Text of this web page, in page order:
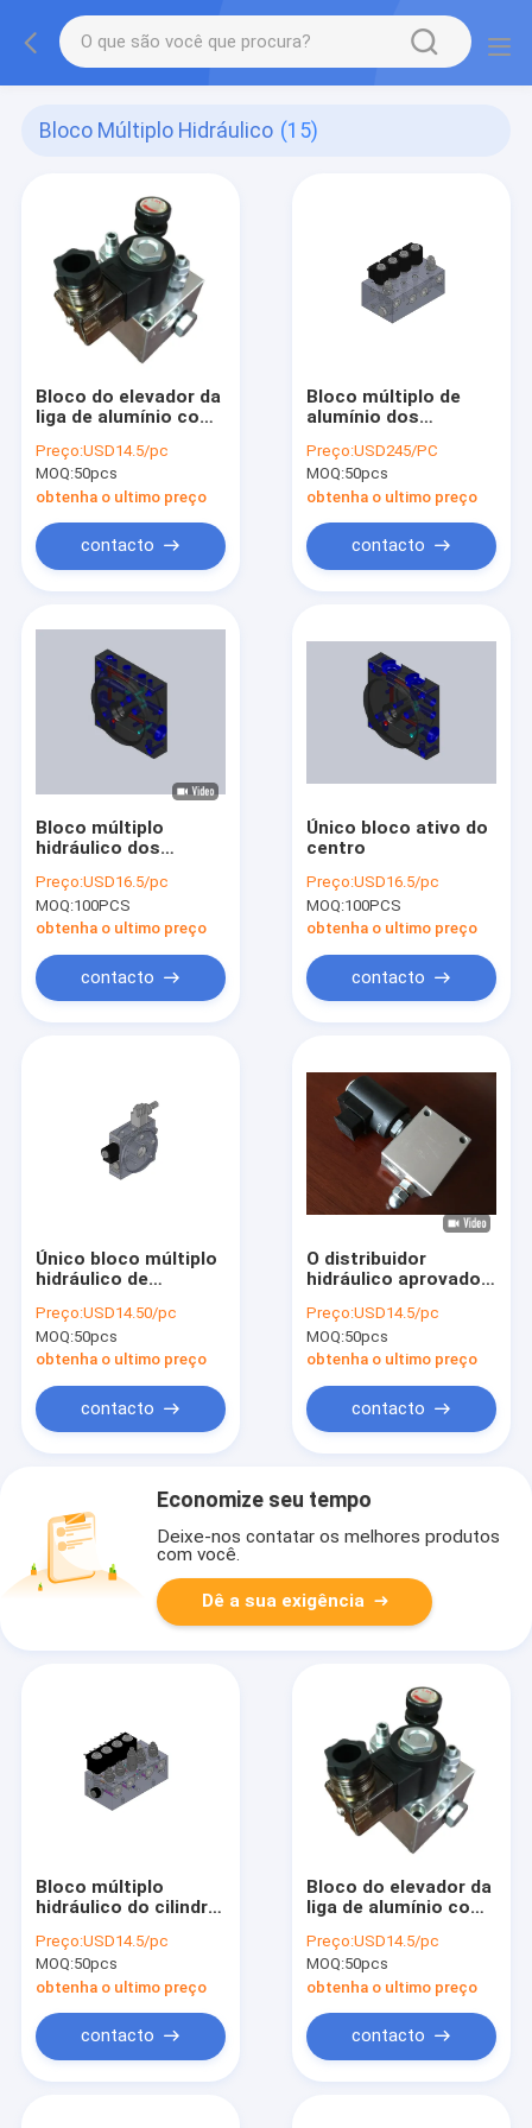
Bloco Múltiplo Hidráulico (15)
Bloco do elevador da
liga de alumínio com
Preço:USD14.5/pc
MOQ:50pcs
obtenha o ultimo preço
contacto
Bloco múltiplo de
alumínio dos
hidráulicos
Preço:USD245/PC
MOQ:50pcs
obtenha o ultimo preço
contacto
Bloco múltiplo
hidráulico dos
hidráulicos ativos
dobro
Preço:USD16.5/pc
MOQ:100PCS
obtenha o ultimo preço
contacto
Único bloco ativo do
centro
Preço:USD16.5/pc
MOQ:100PCS
obtenha o ultimo preço
contacto
Único bloco múltiplo
hidráulico de
moldação para o
Power Pack
Preço:USD14.50/pc
MOQ:50pcs
obtenha o ultimo preço
contacto
O distribuidor
hidráulico aprovado
solenoide do CE
obstrui para o
sistema do elevador
Preço:USD14.5/pc
MOQ:50pcs
obtenha o ultimo preço
contacto
Economize seu tempo
Deixe-nos contatar os melhores produtos
com você.
Dê a sua exigência
Bloco múltiplo
hidráulico do cilindro
hidráulico com as
válvulas do cartucho
do solenoide
Preço:USD14.5/pc
MOQ:50pcs
obtenha o ultimo preço
contacto
Bloco do elevador da
liga de alumínio com
Preço:USD14.5/pc
MOQ:50pcs
obtenha o ultimo preço
contacto